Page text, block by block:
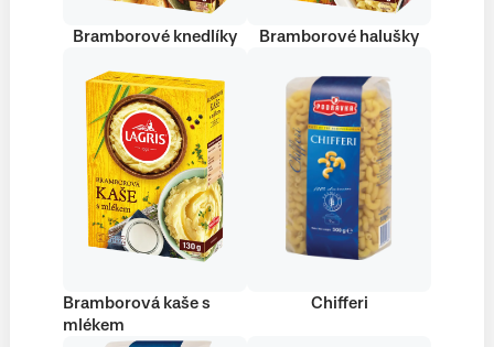
Bramborové knedlíky Bramborové halušky
Bramborová kaše s
mlékem
Chifferi